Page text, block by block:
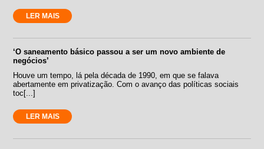
LER MAIS
‘O saneamento básico passou a ser um novo ambiente de
negócios’
Houve um tempo, lá pela década de 1990, em que se falava
abertamente em privatização. Com o avanço das políticas sociais
toc[...]
LER MAIS